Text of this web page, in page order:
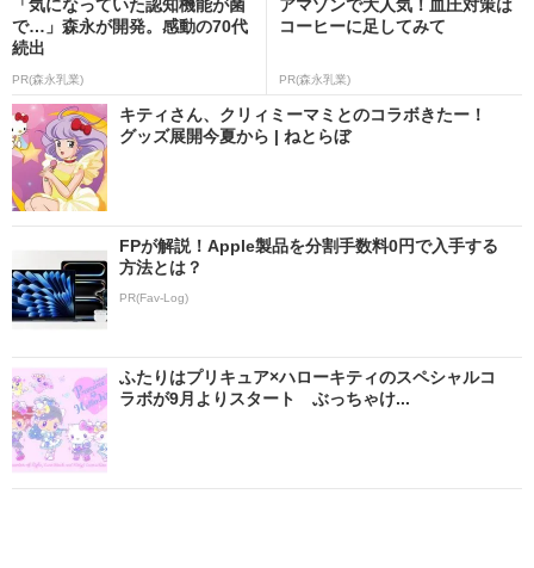
「気になっていた認知機能が菌
で…」森永が開発。感動の70代
続出
PR(森永乳業)
アマゾンで大人気！血圧対策は
コーヒーに足してみて
PR(森永乳業)
キティさん、クリィミーマミとのコラボきたー！
グッズ展開今夏から | ねとらぼ
FPが解説！Apple製品を分割手数料0円で入手する
方法とは？
PR(Fav-Log)
ふたりはプリキュア×ハローキティのスペシャルコ
ラボが9月よりスタート ぶっちゃけ...